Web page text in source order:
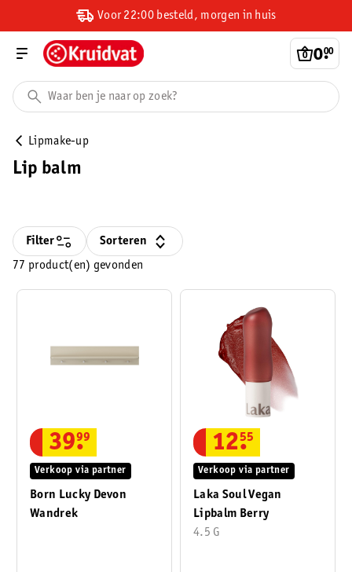
Voor 22:00 besteld, morgen in huis
0.
00
Lipmake-up
Lip balm
77 product(en) gevonden
Filter Sorteren
Born Lucky Devon
Wandrek
Verkoop via partner
39.
99
Laka Soul Vegan
Lipbalm Berry
4.5 G
Verkoop via partner
12.
55